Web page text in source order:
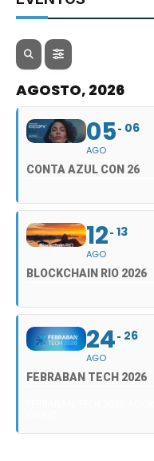
AGOSTO, 2026
05
AGO
06
CONTA AZUL CON 26
12
AGO
13
BLOCKCHAIN RIO 2026
24
AGO
26
FEBRABAN TECH 2026